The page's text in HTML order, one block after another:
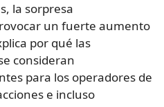
la sorpresa
un fuerte aumento
por qué las
consideran
para los operadores de
e incluso